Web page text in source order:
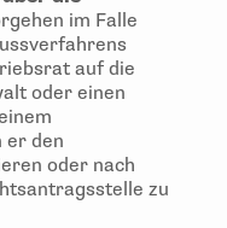
im Falle
auf die
oder einen
er den
oder nach
zu